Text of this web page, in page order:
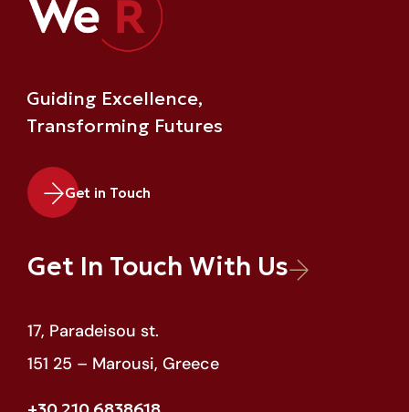
Guiding Excellence,
Transforming Futures
Get in Touch
Get In Touch With Us
17, Paradeisou st.
151 25 – Marousi, Greece